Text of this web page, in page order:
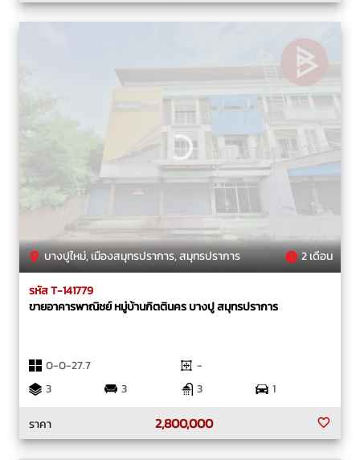
บางปูใหม่, เมืองสมุทรปราการ, สมุทรปราการ 2 เดือน
รหัส T-141779
ขายอาคารพาณิชย์ หมู่บ้านกิตตินคร บางปู สมุทรปราการ
0-0-27.7
-
3
3 3
1
ราคา
2,800,000